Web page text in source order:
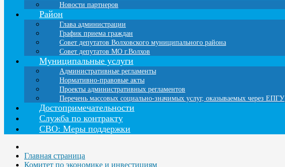
Новости партнеров
Район
Глава администрации
График приема граждан
Совет депутатов Волховского муниципального района
Совет депутатов МО г.Волхов
Муниципальные услуги
Административные регламенты
Нормативно-правовые акты
Проекты административных регламентов
Перечень массовых социально-значимых услуг, оказываемых через ЕПГУ
Достопримечательности
Служба по контракту
СВО: Меры поддержки
Главная страница
Комитет по экономике и инвестициям